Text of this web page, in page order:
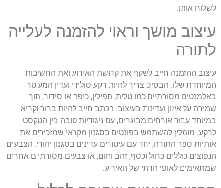
לשלוח אותן.
עיצוב מושך וראוי להזמנה לעלייה
לתורה
עיצוב ההזמנה חייב לשקף את קדושת האירוע ואת החשיבות
המיוחדת שלו. הבסיס צריך להיות רקע סולידי ועדין המעוטר
באלמנטים מסורתיים כמו טלית, תפילין, כיפה או סידור, תוך
שמירה על איזון ועדינות בעיצוב. הכתב חייב להיות ברור וקריא
במיוחד עבור אורחים מבוגרים, עם ניגודיות טובה בין הטקסט
לרקע. מומלץ להשתמש בפונטים בסגנון מקראי שמזכירים את
אותיות ספר התורה, יחד עם עיטורים עדינים בסגנון יהודי. הצבעים
הנפוצים כוללים כחול וכסף, זהב וחום, או צבעים מסורתיים אחרים
שמתאימים לאופי הדתי של האירוע.